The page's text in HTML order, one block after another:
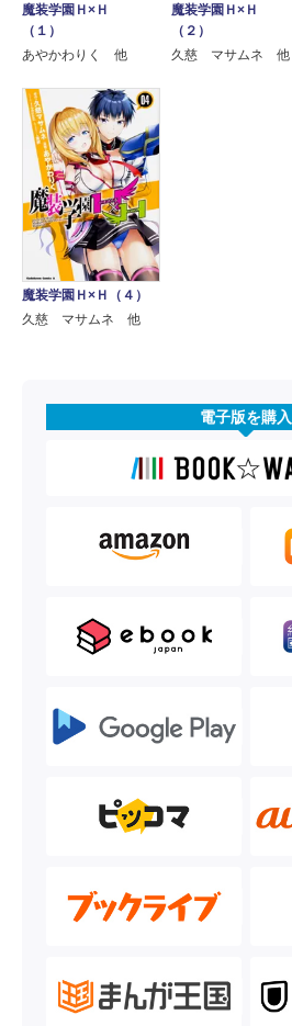
魔装学園Ｈ×Ｈ
（１）
あやかわりく 他
魔装学園Ｈ×Ｈ
（２）
久慈 マサムネ 他
魔装学園Ｈ×Ｈ（４）
久慈 マサムネ 他
電子版を購入